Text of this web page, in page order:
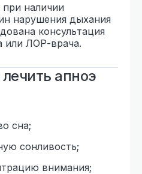
при наличии
нарушения дыхания
консультация
или ЛОР-врача.
апноэ
сна;
сонливость;
внимания;